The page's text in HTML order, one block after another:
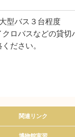
型バス３台程度
ロバスなどの貸切
ださい。
関連リンク